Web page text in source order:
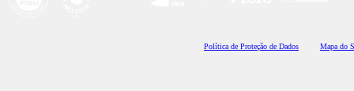
Política de Proteção de Dados Mapa do